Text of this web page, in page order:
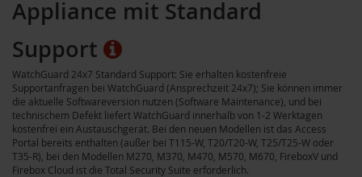
Appliance mit Standard
Support
WatchGuard 24x7 Standard Support: Sie erhalten kostenfreie
Supportanfragen bei WatchGuard (Ansprechzeit 24x7); Sie können immer
die aktuelle Softwareversion nutzen (Software Maintenance), und bei
technischem Defekt liefert WatchGuard innerhalb von 1-2 Werktagen
kostenfrei ein Austauschgerät. Bei den neuen Modellen ist das Access
Portal bereits enthalten (außer bei T115-W, T20/T20-W, T25/T25-W oder
T35-R), bei den Modellen M270, M370, M470, M570, M670, FireboxV und
Firebox Cloud ist die Total Security Suite erforderlich.